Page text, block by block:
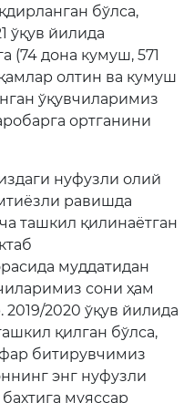
бўлса,
ўқув йилида
(74 дона кумуш, 571
олтин ва кумуш
ўқувчиларимиз
ортганини
нуфузли олий
равишда
ташкил қилинаётган
муддатидан
сони ҳам
2020 ўқув йилида
қилган бўлса,
битирувчимиз
энг нуфузли
муяссар